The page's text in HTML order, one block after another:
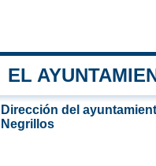
EL
Dirección del
Negrillos